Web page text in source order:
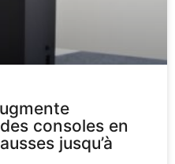
consoles en
jusqu’à